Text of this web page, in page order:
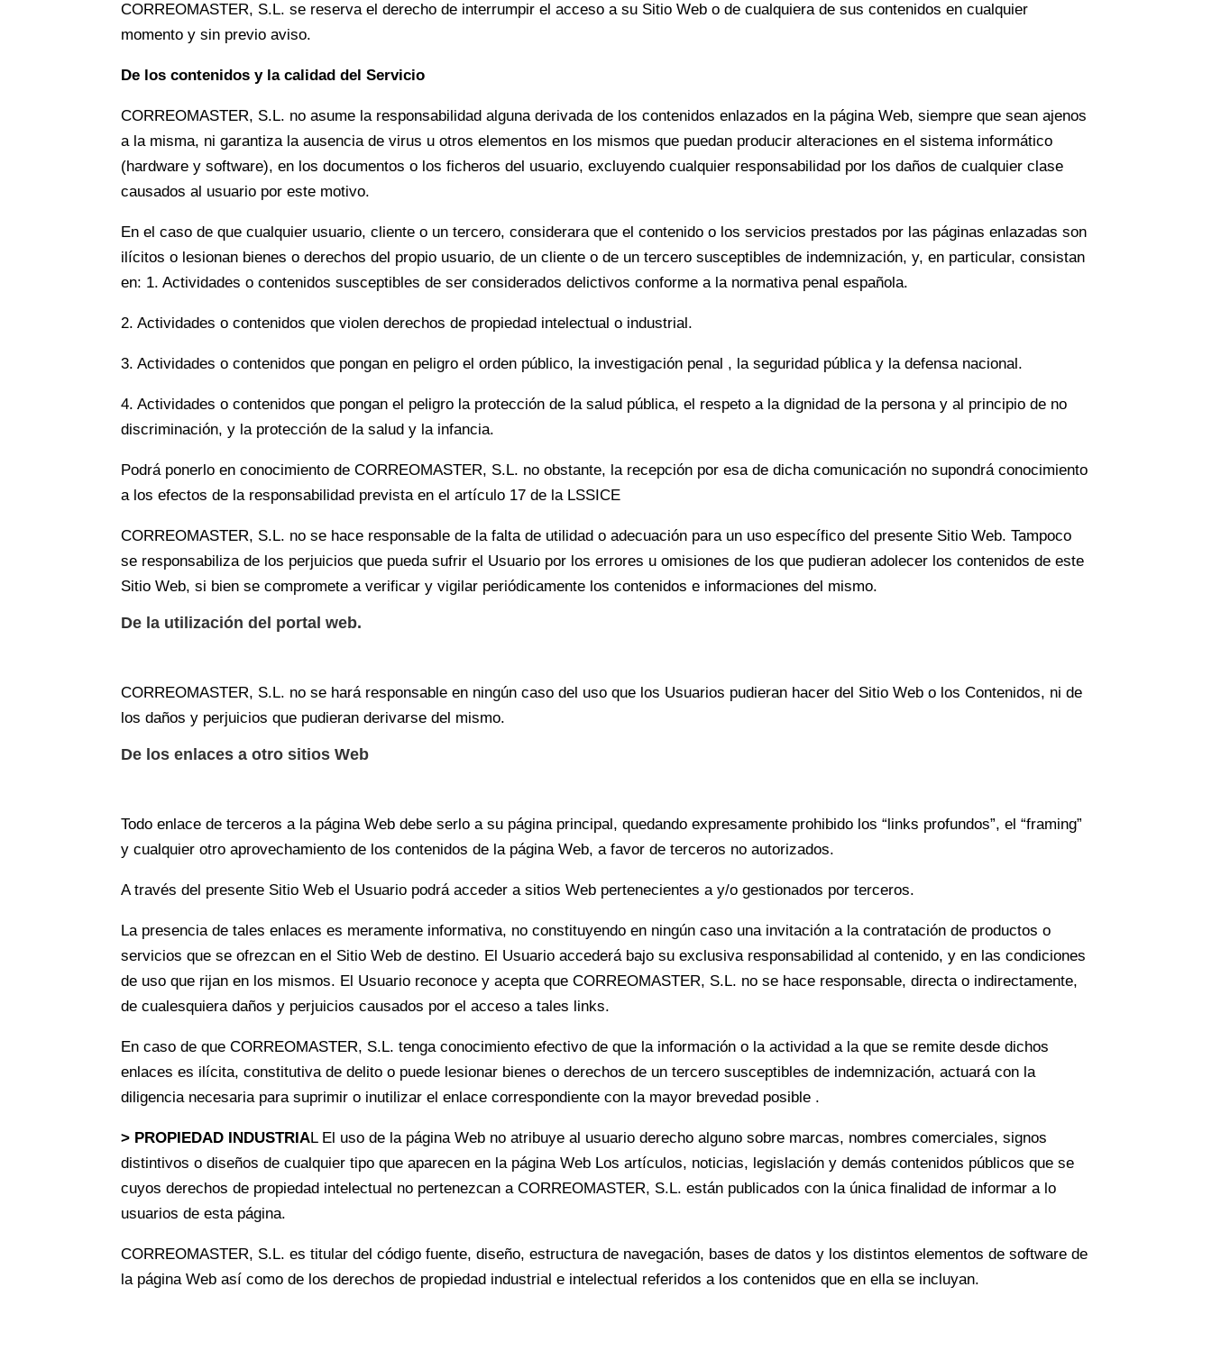
CORREOMASTER, S.L. se reserva el derecho de interrumpir el acceso a su Sitio Web o de cualquiera de sus contenidos en cualquier
momento y sin previo aviso.
De los contenidos y la calidad del Servicio
CORREOMASTER, S.L. no asume la responsabilidad alguna derivada de los contenidos enlazados en la página Web, siempre que sean ajenos
a la misma, ni garantiza la ausencia de virus u otros elementos en los mismos que puedan producir alteraciones en el sistema informático
(hardware y software), en los documentos o los ficheros del usuario, excluyendo cualquier responsabilidad por los daños de cualquier clase
causados al usuario por este motivo.
En el caso de que cualquier usuario, cliente o un tercero, considerara que el contenido o los servicios prestados por las páginas enlazadas son
ilícitos o lesionan bienes o derechos del propio usuario, de un cliente o de un tercero susceptibles de indemnización, y, en particular, consistan
en: 1. Actividades o contenidos susceptibles de ser considerados delictivos conforme a la normativa penal española.
2. Actividades o contenidos que violen derechos de propiedad intelectual o industrial.
3. Actividades o contenidos que pongan en peligro el orden público, la investigación penal , la seguridad pública y la defensa nacional.
4. Actividades o contenidos que pongan el peligro la protección de la salud pública, el respeto a la dignidad de la persona y al principio de no
discriminación, y la protección de la salud y la infancia.
Podrá ponerlo en conocimiento de CORREOMASTER, S.L. no obstante, la recepción por esa de dicha comunicación no supondrá conocimiento
a los efectos de la responsabilidad prevista en el artículo 17 de la LSSICE
CORREOMASTER, S.L. no se hace responsable de la falta de utilidad o adecuación para un uso específico del presente Sitio Web. Tampoco
se responsabiliza de los perjuicios que pueda sufrir el Usuario por los errores u omisiones de los que pudieran adolecer los contenidos de este
Sitio Web, si bien se compromete a verificar y vigilar periódicamente los contenidos e informaciones del mismo.
De la utilización del portal web.
CORREOMASTER, S.L. no se hará responsable en ningún caso del uso que los Usuarios pudieran hacer del Sitio Web o los Contenidos, ni de
los daños y perjuicios que pudieran derivarse del mismo.
De los enlaces a otro sitios Web
Todo enlace de terceros a la página Web debe serlo a su página principal, quedando expresamente prohibido los “links profundos”, el “framing”
y cualquier otro aprovechamiento de los contenidos de la página Web, a favor de terceros no autorizados.
A través del presente Sitio Web el Usuario podrá acceder a sitios Web pertenecientes a y/o gestionados por terceros.
La presencia de tales enlaces es meramente informativa, no constituyendo en ningún caso una invitación a la contratación de productos o
servicios que se ofrezcan en el Sitio Web de destino. El Usuario accederá bajo su exclusiva responsabilidad al contenido, y en las condiciones
de uso que rijan en los mismos. El Usuario reconoce y acepta que CORREOMASTER, S.L. no se hace responsable, directa o indirectamente,
de cualesquiera daños y perjuicios causados por el acceso a tales links.
En caso de que CORREOMASTER, S.L. tenga conocimiento efectivo de que la información o la actividad a la que se remite desde dichos
enlaces es ilícita, constitutiva de delito o puede lesionar bienes o derechos de un tercero susceptibles de indemnización, actuará con la
diligencia necesaria para suprimir o inutilizar el enlace correspondiente con la mayor brevedad posible .
> PROPIEDAD INDUSTRIAL El uso de la página Web no atribuye al usuario derecho alguno sobre marcas, nombres comerciales, signos
distintivos o diseños de cualquier tipo que aparecen en la página Web Los artículos, noticias, legislación y demás contenidos públicos que se
cuyos derechos de propiedad intelectual no pertenezcan a CORREOMASTER, S.L. están publicados con la única finalidad de informar a lo
usuarios de esta página.
CORREOMASTER, S.L. es titular del código fuente, diseño, estructura de navegación, bases de datos y los distintos elementos de software de
la página Web así como de los derechos de propiedad industrial e intelectual referidos a los contenidos que en ella se incluyan.